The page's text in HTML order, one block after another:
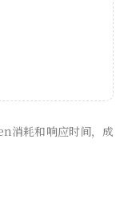
消耗和响应时间，成